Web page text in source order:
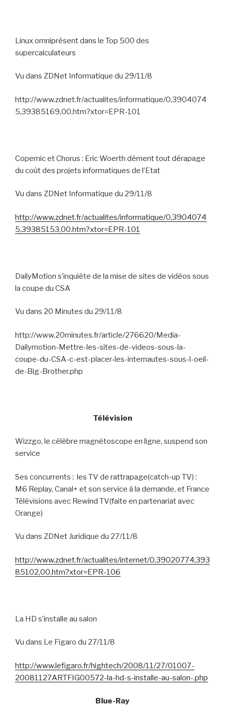
Linux omniprésent dans le Top 500 des
supercalculateurs
Vu dans ZDNet Informatique du 29/11/8
http://www.zdnet.fr/actualites/informatique/0,3904074
5,39385169,00.htm?xtor=EPR-101
Copernic et Chorus : Eric Woerth dément tout dérapage
du coût des projets informatiques de l’Etat
Vu dans ZDNet Informatique du 29/11/8
http://www.zdnet.fr/actualites/informatique/0,3904074
5,39385153,00.htm?xtor=EPR-101
DailyMotion s’inquiète de la mise de sites de vidéos sous
la coupe du CSA
Vu dans 20 Minutes du 29/11/8
http://www.20minutes.fr/article/276620/Media-
Dailymotion-Mettre-les-sites-de-videos-sous-la-
coupe-du-CSA-c-est-placer-les-internautes-sous-l-oeil-
de-Big-Brother.php
Télévision
Wizzgo, le célèbre magnétoscope en ligne, suspend son
service
Ses concurrents : les TV de rattrapage(catch-up TV) :
M6 Replay, Canal+ et son service à la demande, et France
Télévisions avec Rewind TV(faite en partenariat avec
Orange)
Vu dans ZDNet Juridique du 27/11/8
http://www.zdnet.fr/actualites/internet/0,39020774,393
85102,00.htm?xtor=EPR-106
La HD s’installe au salon
Vu dans Le Figaro du 27/11/8
http://www.lefigaro.fr/hightech/2008/11/27/01007-
20081127ARTFIG00572-la-hd-s-installe-au-salon-.php
Blue-Ray